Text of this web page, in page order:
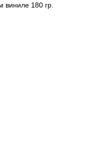
виниле 180 гр.